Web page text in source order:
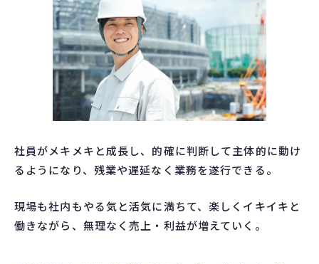
社員がメキメキと成長し、的確に判断して主体的に動け
るようになり、残業や遅延なく業務を遂行できる。
現場も社内もやる気と活気に満ちて、楽しくイキイキと
働きながら、無理なく売上・利益が増えていく。